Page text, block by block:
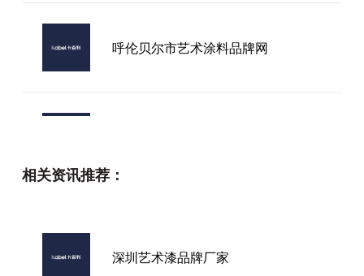
呼伦贝尔市艺术涂料品牌网
相关资讯推荐：
深圳艺术漆品牌厂家